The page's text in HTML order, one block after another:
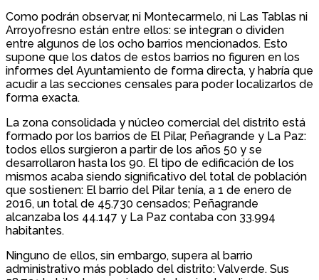
Como podrán observar, ni Montecarmelo, ni Las Tablas ni
Arroyofresno están entre ellos: se integran o dividen
entre algunos de los ocho barrios mencionados. Esto
supone que los datos de estos barrios no figuren en los
informes del Ayuntamiento de forma directa, y habría que
acudir a las secciones censales para poder localizarlos de
forma exacta.
La zona consolidada y núcleo comercial del distrito está
formado por los barrios de El Pilar, Peñagrande y La Paz:
todos ellos surgieron a partir de los años 50 y se
desarrollaron hasta los 90. El tipo de edificación de los
mismos acaba siendo significativo del total de población
que sostienen: El barrio del Pilar tenía, a 1 de enero de
2016, un total de 45.730 censados; Peñagrande
alcanzaba los 44.147 y La Paz contaba con 33.994
habitantes.
Ninguno de ellos, sin embargo, supera al barrio
administrativo más poblado del distrito: Valverde. Sus